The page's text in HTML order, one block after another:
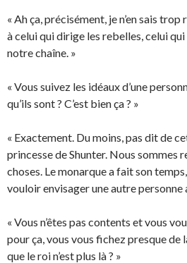
« Ah ça, précisément, je n’en sais
à celui qui dirige les rebelles, celui
notre chaîne. »
« Vous suivez les idéaux d’une
qu’ils sont ? C’est bien ça ? »
« Exactement. Du moins, pas dit de
princesse de Shunter. Nous sommes
choses. Le monarque a fait son
vouloir envisager une autre personne
« Vous n’êtes pas contents et vous
pour ça, vous vous fichez presque
que le roi n’est plus là ? »